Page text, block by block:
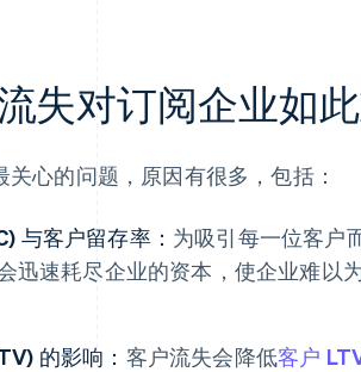
失对订阅企业如
心的问题，原因有很多，包括：
与客户留存率： 为吸引每一位客户
迅速耗尽企业的资本，使企业难以
的影响： 客户流失会降低客户